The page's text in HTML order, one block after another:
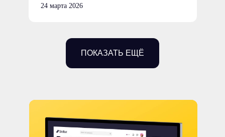
24 марта 2026
ПОКАЗАТЬ ЕЩЁ